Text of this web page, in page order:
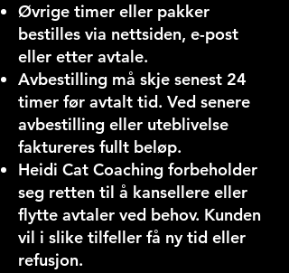
Øvrige timer eller pakker
bestilles via nettsiden, e-post
eller etter avtale.
Avbestilling må skje senest 24
timer før avtalt tid. Ved senere
avbestilling eller uteblivelse
faktureres fullt beløp.
Heidi Cat Coaching forbeholder
seg retten til å kansellere eller
flytte avtaler ved behov. Kunden
vil i slike tilfeller få ny tid eller
refusjon.